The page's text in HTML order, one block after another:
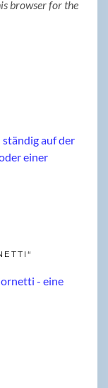
browser for the